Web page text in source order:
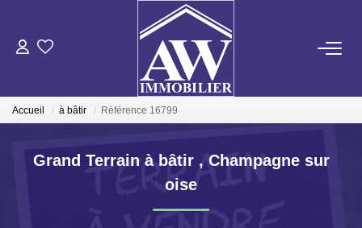
ACHETER
ESTIMER
Accueil à bâtir Référence 16799
Grand Terrain à bâtir , Champagne sur
oise